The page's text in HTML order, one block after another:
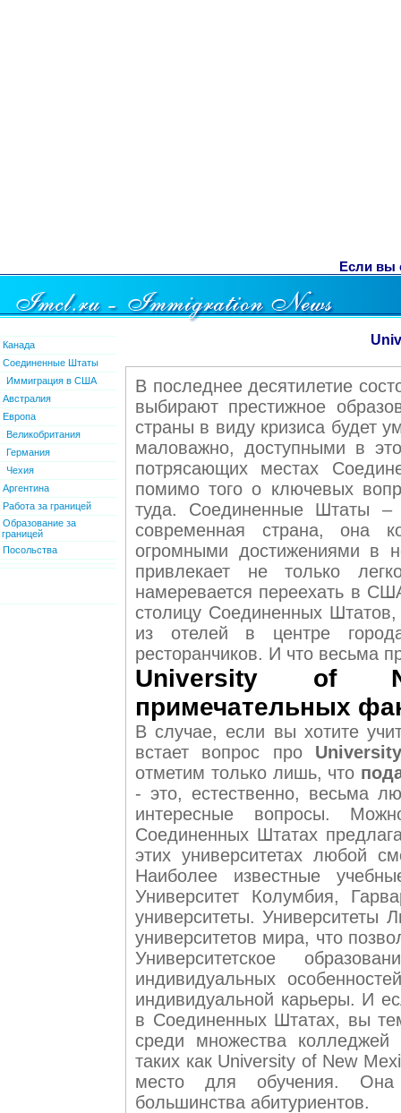
Если вы
Канада
Соединенные Штаты
Иммиграция в США
Австралия
Европа
Великобритания
Германия
Чехия
Аргентина
Работа за границей
Образование за
границей
Посольства
В последнее десятилетие
выбирают престижное
страны в виду кризиса будет
маловажно, доступными в
потрясающих местах
помимо того о ключевых
туда. Соединенные Штаты –
современная страна, она
огромными достижениями в
привлекает не только
намеревается переехать в
столицу Соединенных
из отелей в центре
ресторанчиков. И что весьма
University of
примечательных
В случае, если вы хотите
встает вопрос про
отметим только лишь, что
- это, естественно, весьма
интересные вопросы.
Соединенных Штатах
этих университетах любой
Наиболее известные
Университет Колумбия,
университеты. Университеты
университетов мира, что
Университетское
индивидуальных
индивидуальной карьеры. И
в Соединенных Штатах, вы
среди множества
таких как University of New
место для обучения. Она
большинства абитуриентов.